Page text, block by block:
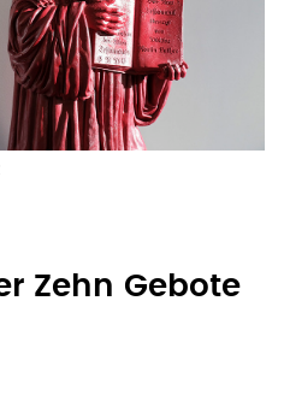
Zehn Gebote